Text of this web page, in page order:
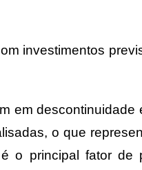
investimentos
em descontinuidade
o que
o principal fator de